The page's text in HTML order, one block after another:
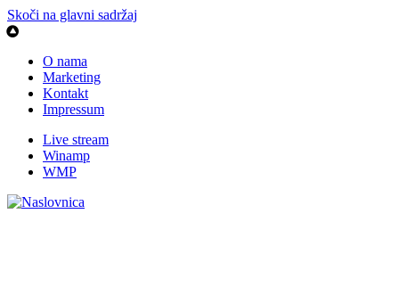
Skoči na glavni sadržaj
O nama
Marketing
Kontakt
Impressum
Live stream
Winamp
WMP